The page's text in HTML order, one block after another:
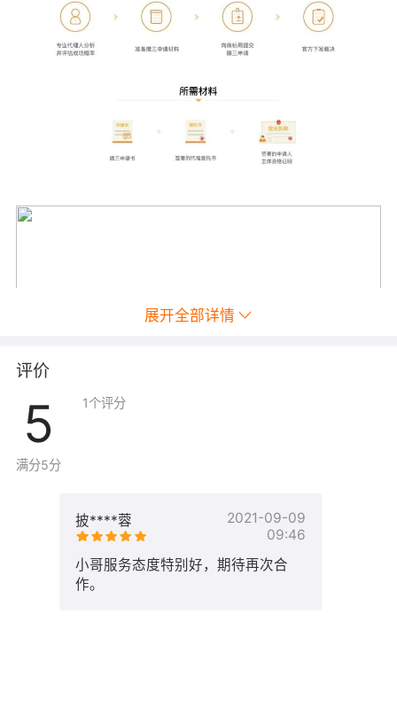
展开全部详情
评价
5
满分5分
1个评分
披****蓉
2021-09-09
09:46
小哥服务态度特别好，期待再次合
作。